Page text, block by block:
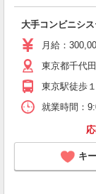
大手コンビニシ
月給：
東京都千代
東京駅徒歩
就業時間：
キ